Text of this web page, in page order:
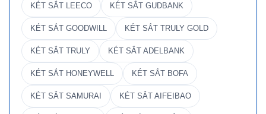
KÉT SẮT LEECO KÉT SẮT GUDBANK
KÉT SẮT GOODWILL KÉT SẮT TRULY GOLD
KÉT SẮT TRULY KÉT SẮT ADELBANK
KÉT SẮT HONEYWELL KÉT SẮT BOFA
KÉT SẮT SAMURAI KÉT SẮT AIFEIBAO